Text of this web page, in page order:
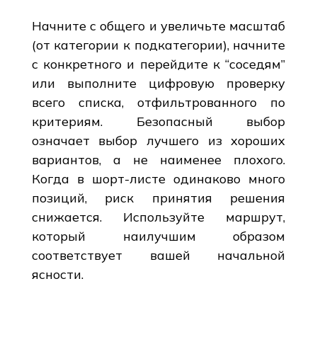
Начните с общего и увеличьте масштаб
(от категории к подкатегории), начните
с конкретного и перейдите к “соседям”
или выполните цифровую проверку
всего списка, отфильтрованного по
критериям. Безопасный выбор
означает выбор лучшего из хороших
вариантов, а не наименее плохого.
Когда в шорт-листе одинаково много
позиций, риск принятия решения
снижается. Используйте маршрут,
который наилучшим образом
соответствует вашей начальной
ясности.